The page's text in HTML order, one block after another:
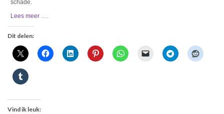
schade.
Lees meer ….
Dit delen:
Vind ik leuk: